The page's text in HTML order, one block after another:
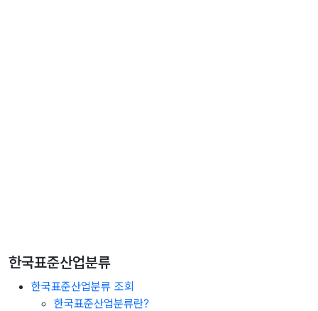
한국표준산업분류
한국표준산업분류 조회
한국표준산업분류란?